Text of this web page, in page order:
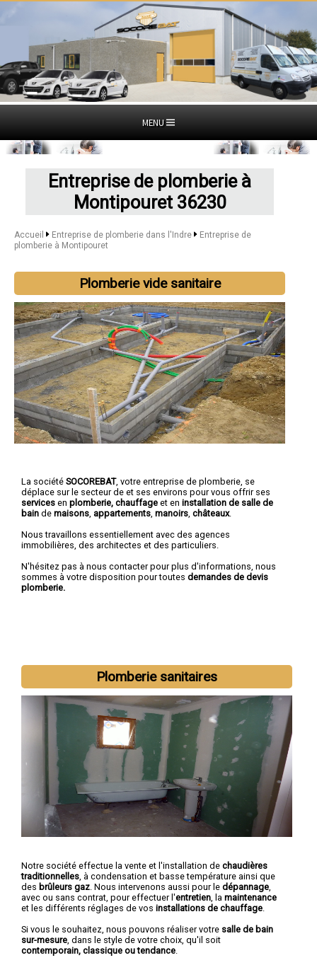
MENU
Entreprise de plomberie à
Montipouret 36230
Accueil Entreprise de plomberie dans l'Indre
Entreprise de
plomberie à Montipouret
Plomberie vide sanitaire
La société SOCOREBAT, votre entreprise de plomberie , se
déplace sur le secteur de et ses environs pour vous offrir ses
services en plomberie, chauffage et en installation de salle de
bain de maisons appartements manoirs châteaux.
Nous travaillons essentiellement avec des agences
immobilières, des architectes et des particuliers.
N'hésitez pas à nous contacter pour plus d'informations, nous
sommes à votre disposition pour toutes demandes de devis
plomberie.
Nous intervenons aussi dans les villes suivantes :Châteauroux,
Le Blanc,Le Poinçonnet,Argenton-sur-
Creuse,Buzançais,La Châtre,Ardentes,Saint-Maur
Plomberie sanitaires
Notre société effectue la vente et l'installation de chaudières
traditionnelles , à condensation et basse température ainsi que
des brûleurs gaz . Nous intervenons aussi pour le dépannage
avec ou sans contrat, pour effectuer l'entretien , la maintenance
et les différents réglages de vos installations de chauffage
Si vous le souhaitez, nous pouvons réaliser votre salle de bain
sur-mesure , dans le style de votre choix, qu'il soit
contemporain, classique ou tendance